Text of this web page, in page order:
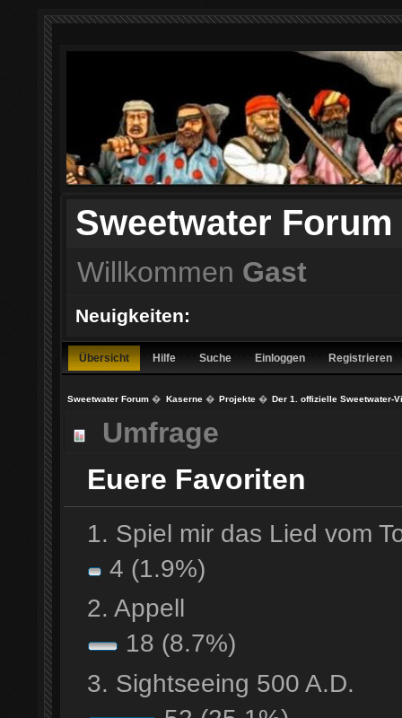
Sweetwater Forum
Willkommen Gast
Neuigkeiten:
Übersicht Hilfe Suche Einloggen Registrieren
Sweetwater Forum � Kaserne� Projekte� Der 1. offizielle Sweetwater-
Umfrage
Euere Favoriten
1. Spiel mir das Lied vom
4 (1.9%)
2. Appell
18 (8.7%)
3. Sightseeing 500 A.D.